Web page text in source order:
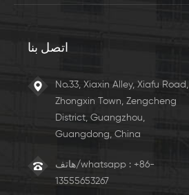
اتصل بنا
No.33, Xiaxin Alley, Xiafu Road,
Zhongxin Town, Zengcheng
District, Guangzhou,
Guangdong, China
هاتف/whatsapp : +86-
13555653267